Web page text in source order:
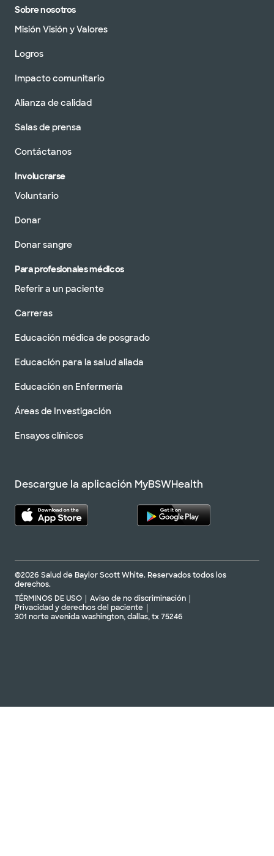
Sobre nosotros
Misión Visión y Valores
Logros
Impacto comunitario
Alianza de calidad
Salas de prensa
Contáctanos
Involucrarse
Voluntario
Donar
Donar sangre
Para profesionales médicos
Referir a un paciente
Carreras
Educación médica de posgrado
Educación para la salud aliada
Educación en Enfermería
Áreas de Investigación
Ensayos clínicos
Descargue la aplicación MyBSWHealth
©2026 Salud de Baylor Scott White. Reservados todos los
derechos.
TÉRMINOS DE USO
Aviso de no discriminación
Privacidad y derechos del paciente
301 norte avenida washington, dallas, tx 75246